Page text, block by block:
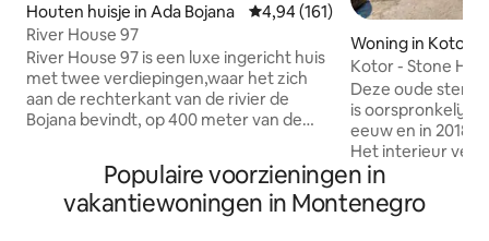
Houten huisje in Ada Bojana Gemiddelde beoordeling van
4,94 (161)
River House 97
River House 97 is een luxe ingericht huis
met twee verdiepingen,waar het zich
aan de rechterkant van de rivier de
Bojana bevindt, op 400 meter van de
inventaris, waar zich op de begane
grond een tv met 200 kanalen
bevinden,wifi,keuken met een
eetkamer, een langzamer, een koelkast,
Woning in Kotor
Kotor - Stone
Deze oude
is oorspronkelijk
eeuw en in 2018
Het interieur
van een
combinatie met
Gelegen in een
Populaire voorzieningen in
vakantiewoningen in Montenegro